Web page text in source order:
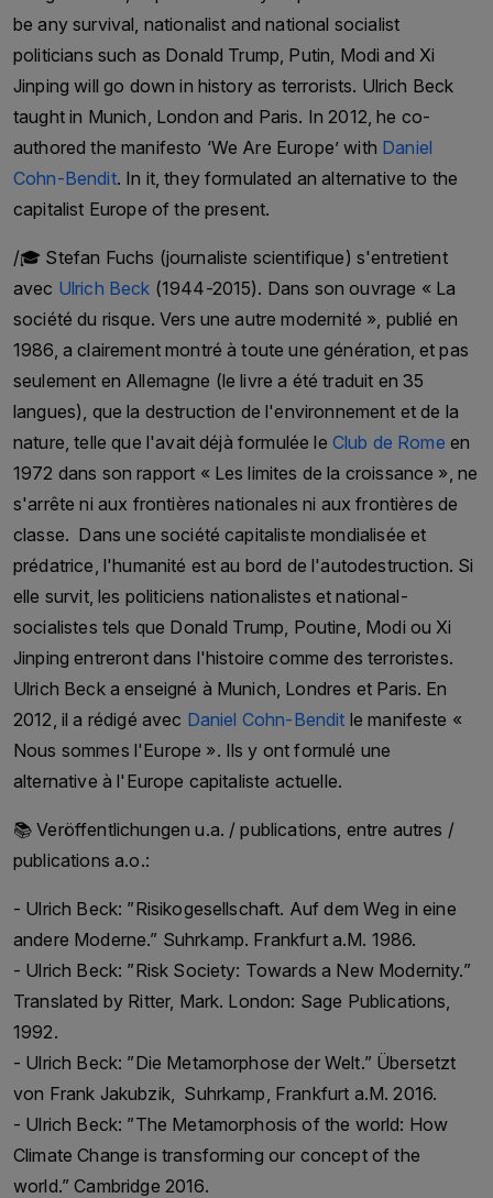
Urdu-language newspaper *Express* and the
television news channel *Dawn News* .The
Dawn Media Group, under the leadership of
Hameed Haroon, is committed to journalistic
integrity and freedom of expression in Pakistan.
It has received numerous awards and accolades
for its journalism, including the International
Protect Journalists.
#pakistan #pressfreedom #dawn
Follow us & Subsribe to our newsletter Audio
Archive Podcast - Go against the Grain is self
financed. All podcasts are free of charge. Help us
to keep Audio Archive Podcast free with a
donation here. Thank you for your support.
be any survival, nationalist and national socialist
politicians such as Donald Trump, Putin, Modi and Xi
Jinping will go down in history as terrorists. Ulrich Beck
taught in Munich, London and Paris. In 2012, he co-
authored the manifesto ‘We Are Europe’ with Daniel
Cohn-Bendit. In it, they formulated an alternative to the
capitalist Europe of the present.
/🎓 Stefan Fuchs (journaliste scientifique) s'entretient
avec Ulrich Beck (1944-2015). Dans son ouvrage « La
société du risque. Vers une autre modernité », publié en
1986, a clairement montré à toute une génération, et pas
seulement en Allemagne (le livre a été traduit en 35
langues), que la destruction de l'environnement et de la
nature, telle que l'avait déjà formulée le Club de Rome en
1972 dans son rapport « Les limites de la croissance », ne
s'arrête ni aux frontières nationales ni aux frontières de
classe. Dans une société capitaliste mondialisée et
prédatrice, l'humanité est au bord de l'autodestruction. Si
elle survit, les politiciens nationalistes et national-
socialistes tels que Donald Trump, Poutine, Modi ou Xi
Jinping entreront dans l'histoire comme des terroristes.
Ulrich Beck a enseigné à Munich, Londres et Paris. En
2012, il a rédigé avec Daniel Cohn-Bendit le manifeste «
Nous sommes l'Europe ». Ils y ont formulé une
alternative à l'Europe capitaliste actuelle.
📚 Veröffentlichungen u.a. / publications, entre autres /
publications a.o.:
- Ulrich Beck: ”Risikogesellschaft. Auf dem Weg in eine
andere Moderne.” Suhrkamp. Frankfurt a.M. 1986.
- Ulrich Beck: ”Risk Society: Towards a New Modernity.”
Translated by Ritter, Mark. London: Sage Publications,
1992.
- Ulrich Beck: ”Die Metamorphose der Welt.” Übersetzt
von Frank Jakubzik, Suhrkamp, Frankfurt a.M. 2016.
- Ulrich Beck: ”The Metamorphosis of the world: How
Climate Change is transforming our concept of the
world.” Cambridge 2016.